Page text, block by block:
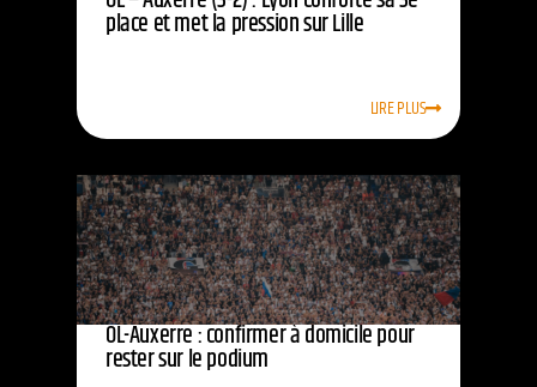
place et met la pression sur Lille
LIRE PLUS
OL-Auxerre : confirmer à domicile pour
rester sur le podium